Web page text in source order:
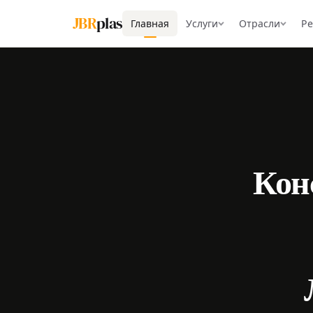
JBRplas Главная Услуги Отрасли